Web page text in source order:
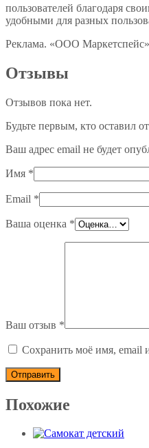
пользователей благодаря
удобными для разных
Реклама. «ООО
Отзывы
Отзывов пока нет.
Будьте первым, кто оставил
Ваш адрес email не будет
Имя *
Email *
Ваша оценка *
Ваш отзыв *
Сохранить моё имя, email
Похожие